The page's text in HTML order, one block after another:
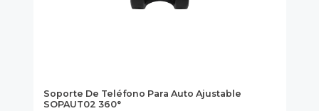
Soporte De Teléfono Para Auto Ajustable
SOPAUT02 360°